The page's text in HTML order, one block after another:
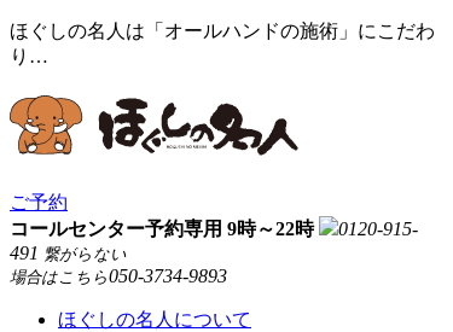
ほぐしの名人は「オールハンドの施術」にこだわ
り…
ご予約
コールセンター予約専用 9時～22時
0120-915-
491 繋がらない
場合はこちら050-3734-9893
ほぐしの名人について